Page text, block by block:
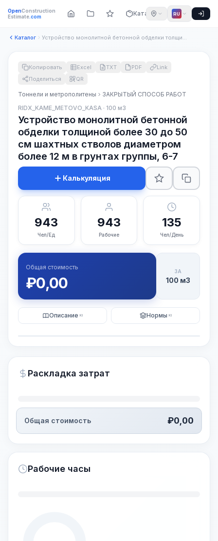
OpenConstruction
Estimate.com Каталог RU
Каталог Устройство монолитной бетонной обделки толщиной более 30 до ...
Генерация ИИ-изображения
~15-30 Sek.
Копировать Excel TXT PDF
Link
Поделиться
QR
Тоннели и метрополитены
ЗАКРЫТЫЙ СПОСОБ РАБОТ
RIDX_KAME_METOVO_KASA · 100 м3
Устройство монолитной бетонной
обделки толщиной более 30 до 50
см шахтных стволов диаметром
более 12 м в грунтах группы, 6-7
Калькуляция
943
Чел/Ед
943
Рабочие
135
Чел/День
Общая стоимость
₽0,00
ЗА
100 м3
Описание KI Нормы KI
Раскладка затрат
Общая стоимость ₽0,00
Рабочие часы